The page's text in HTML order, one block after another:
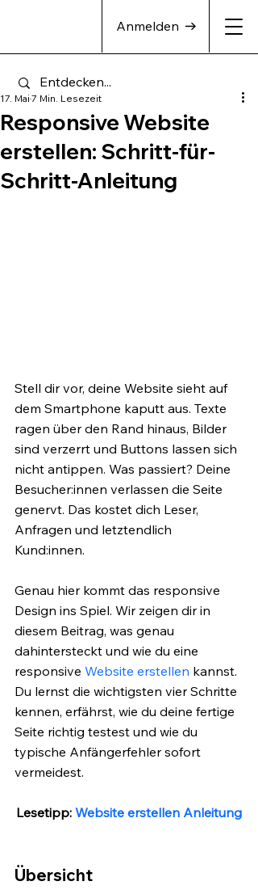
Anmelden
Responsive Website
erstellen: Schritt-für-
Schritt-Anleitung
17. Mai 7 Min. Lesezeit
Stell dir vor, deine Website sieht auf
dem Smartphone kaputt aus. Texte
ragen über den Rand hinaus, Bilder
sind verzerrt und Buttons lassen sich
nicht antippen. Was passiert? Deine
Besucher:innen verlassen die Seite
genervt. Das kostet dich Leser,
Anfragen und letztendlich
Kund:innen.
Genau hier kommt das responsive
Design ins Spiel. Wir zeigen dir in
diesem Beitrag, was genau
dahintersteckt und wie du eine
responsive Website erstellen kannst.
Du lernst die wichtigsten vier Schritte
kennen, erfährst, wie du deine fertige
Seite richtig testest und wie du
typische Anfängerfehler sofort
vermeidest.
Lesetipp: Website erstellen Anleitung
Übersicht